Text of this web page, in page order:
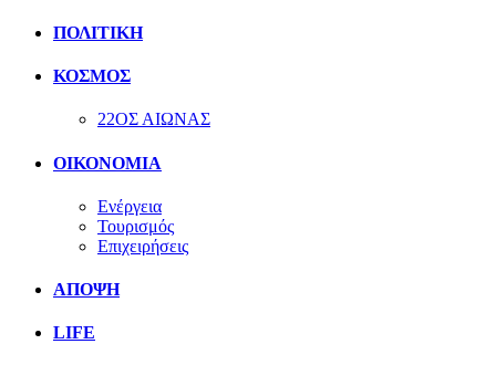
ΠΟΛΙΤΙΚΗ
ΚΟΣΜΟΣ
22ΟΣ ΑΙΩΝΑΣ
ΟΙΚΟΝΟΜΙΑ
Ενέργεια
Τουρισμός
Επιχειρήσεις
ΑΠΟΨΗ
LIFE